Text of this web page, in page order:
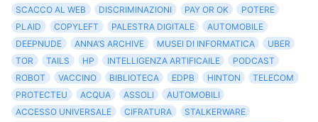
SCACCO AL WEB
DISCRIMINAZIONI PAY OR OK
POTERE
PLAID
COPYLEFT PALESTRA DIGITALE
AUTOMOBILE
DEEPNUDE
ANNA’S ARCHIVE MUSEI DI INFORMATICA
UBER
TOR
TAILS HP INTELLIGENZA ARTIFICAILE
PODCAST
ROBOT
VACCINO BIBLIOTECA EDPB HINTON
TELECOM
PROTECTEU
ACQUA ASSOLI
AUTOMOBILI
ACCESSO UNIVERSALE
CIFRATURA
STALKERWARE